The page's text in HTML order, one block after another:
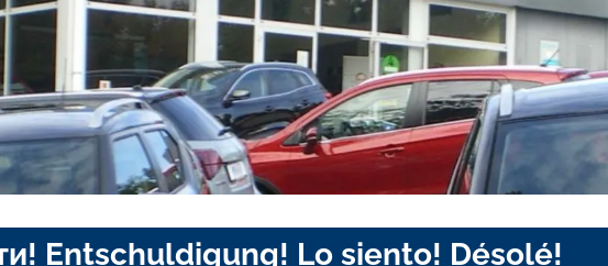
Entschuldigung! Lo siento! Désolé!